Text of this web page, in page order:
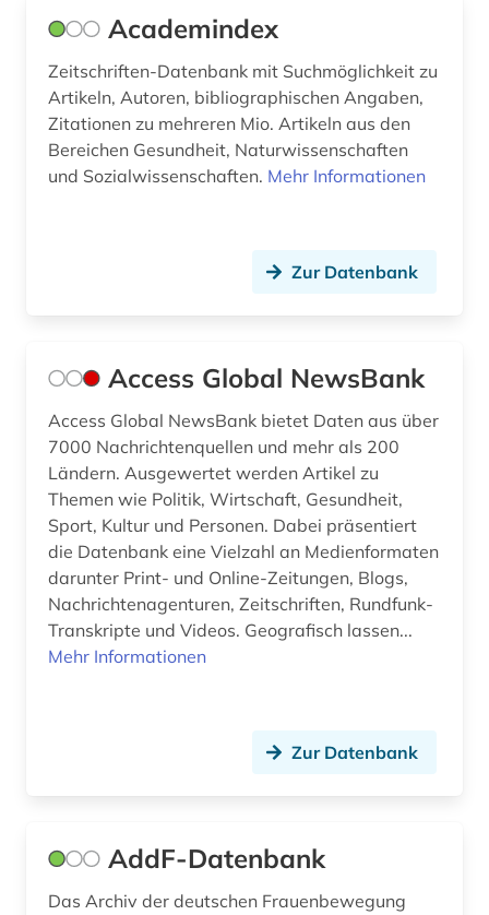
community currency (1)
computerunterstütztes lernen (1)
corporate governance (1)
corporate social responsibility (1)
daten (2)
datenarchiv (2)
datenbank genesis (1)
datensammlung (3)
demographie (15)
demokratische bildung (1)
demoskopie (5)
design (4)
deutsch (3)
Academindex
Zeitschriften-Datenbank mit Suchmöglichkeit zu
Artikeln, Autoren, bibliographischen Angaben,
Zitationen zu mehreren Mio. Artikeln aus den
Bereichen Gesundheit, Naturwissenschaften
und Sozialwissenschaften. Mehr Informationen
Zur Datenbank
Access Global NewsBank
Access Global NewsBank bietet Daten aus über
7000 Nachrichtenquellen und mehr als 200
Ländern. Ausgewertet werden Artikel zu
Themen wie Politik, Wirtschaft, Gesundheit,
Sport, Kultur und Personen. Dabei präsentiert
die Datenbank eine Vielzahl an Medienformaten
darunter Print- und Online-Zeitungen, Blogs,
Nachrichtenagenturen, Zeitschriften, Rundfunk-
Transkripte und Videos. Geografisch lassen...
Mehr Informationen
Zur Datenbank
AddF-Datenbank
Das Archiv der deutschen Frauenbewegung